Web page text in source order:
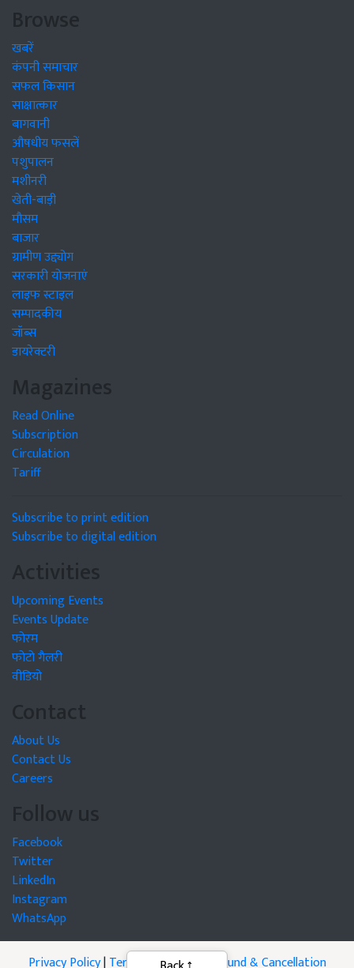
Browse
खबरें
कंपनी समाचार
सफल किसान
साक्षात्कार
बागवानी
औषधीय फसलें
पशुपालन
मशीनरी
खेती-बाड़ी
मौसम
बाजार
ग्रामीण उद्द्योग
सरकारी योजनाएं
लाइफ स्टाइल
सम्पादकीय
जॉब्स
डायरेक्टरी
Magazines
Read Online
Subscription
Circulation
Tariff
Subscribe to print edition
Subscribe to digital edition
Activities
Upcoming Events
Events Update
फोरम
फोटो गैलरी
वीडियो
Contact
About Us
Contact Us
Careers
Follow us
Facebook
Twitter
LinkedIn
Instagram
WhatsApp
Privacy Policy|Terms of Service Refund & Cancellation